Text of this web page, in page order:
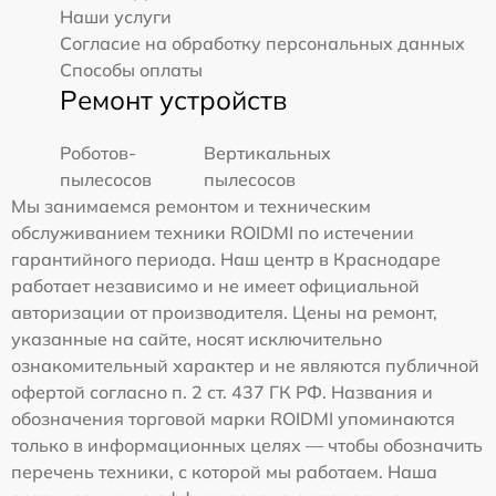
Наши услуги
Согласие на обработку персональных данных
Способы оплаты
Ремонт устройств
Роботов-
пылесосов
Вертикальных
пылесосов
Мы занимаемся ремонтом и техническим
обслуживанием техники ROIDMI по истечении
гарантийного периода. Наш центр в Краснодаре
работает независимо и не имеет официальной
авторизации от производителя. Цены на ремонт,
указанные на сайте, носят исключительно
ознакомительный характер и не являются публичной
офертой согласно п. 2 ст. 437 ГК РФ. Названия и
обозначения торговой марки ROIDMI упоминаются
только в информационных целях — чтобы обозначить
перечень техники, с которой мы работаем. Наша